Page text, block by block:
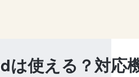
使える？対応